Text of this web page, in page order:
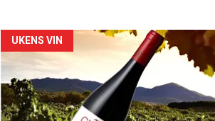
Forsiden
akkurat
nå
UKENS VIN